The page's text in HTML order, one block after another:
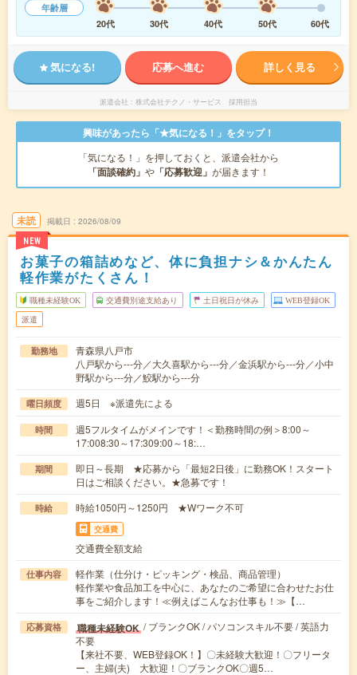
年齢層
20代
30代 40代 50代 60代
気になる! 応募へ進む 詳しく見る
派遣会社 株式会社テクノ・サービス 採用担当
興味があったら「★気になる！」をタップ！
「気になる！」を押しておくと、派遣会社から
「面談確約」 や 「応募歓迎」 が届きます！
未読
NEW
掲載日 2026/08/09
お菓子の箱詰めなど、体に負担ナシ＆かんたん
軽作業がたくさん！
職種未経験OK 交通費別途支給あり 土日祝日が休み WEB登録OK
派遣
勤務地
青森県八戸市
八戸駅から---分／大久喜駅から---分／金浜駅から---分／小中
野駅から---分／鮫駅から---分
曜日頻度 週5日 ※派遣先による
時間
週5フルタイムがメインです！＜勤務時間の例＞8:00～
17:008:30～17:309:00～18:…
期間
即日～長期 ★応募から「最短2日後」に勤務OK！スタート
日はご相談ください。★急募です！
時給 時給1050円～1250円 ★Wワーク不可
交通費
交通費全額支給
仕事内容
軽作業（仕分け・ピッキング・検品、商品管理）
軽作業や食品加工を中心に、あなたのご希望に合わせたお仕
事をご紹介します！≪例えばこんなお仕事も！≫【…
応募資格 職種未経験OK / ブランクOK / パソコンスキル不要 / 英語力
不要
【来社不要、WEB登録OK！】〇未経験大歓迎！〇フリータ
ー、主婦(夫) 大歓迎！〇ブランクOK〇週5…